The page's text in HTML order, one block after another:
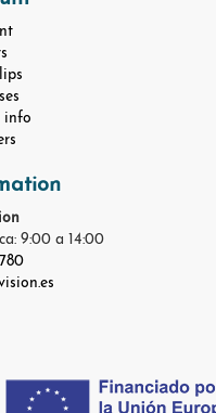
info
9:00 a 14:00